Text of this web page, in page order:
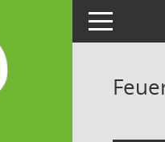
Toggle